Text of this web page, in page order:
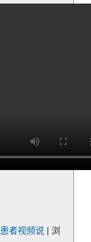
患者视频说 | 浏